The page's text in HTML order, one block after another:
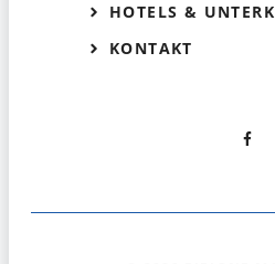
HOTELS &
KONTAKT